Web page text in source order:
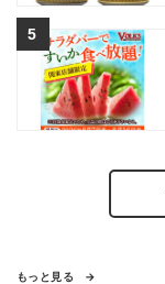
もっと見る